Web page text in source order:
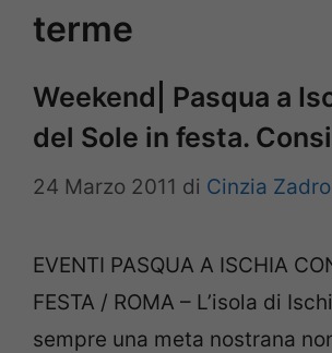
terme
Weekend| Pasqua a
del Sole in festa.
24 Marzo 2011 di Cinzia Zadro
EVENTI PASQUA A ISCHIA
FESTA / ROMA – L’isola di
sempre una meta nostrana